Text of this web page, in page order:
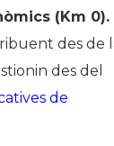
(Km 0).
des de
des del
de